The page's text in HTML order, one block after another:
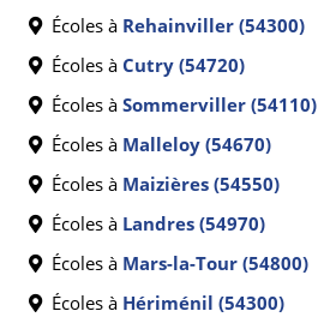
Écoles à Rehainviller (54300)
Écoles à Cutry (54720)
Écoles à Sommerviller (54110)
Écoles à Malleloy (54670)
Écoles à Maizières (54550)
Écoles à Landres (54970)
Écoles à Mars-la-Tour (54800)
Écoles à Hériménil (54300)